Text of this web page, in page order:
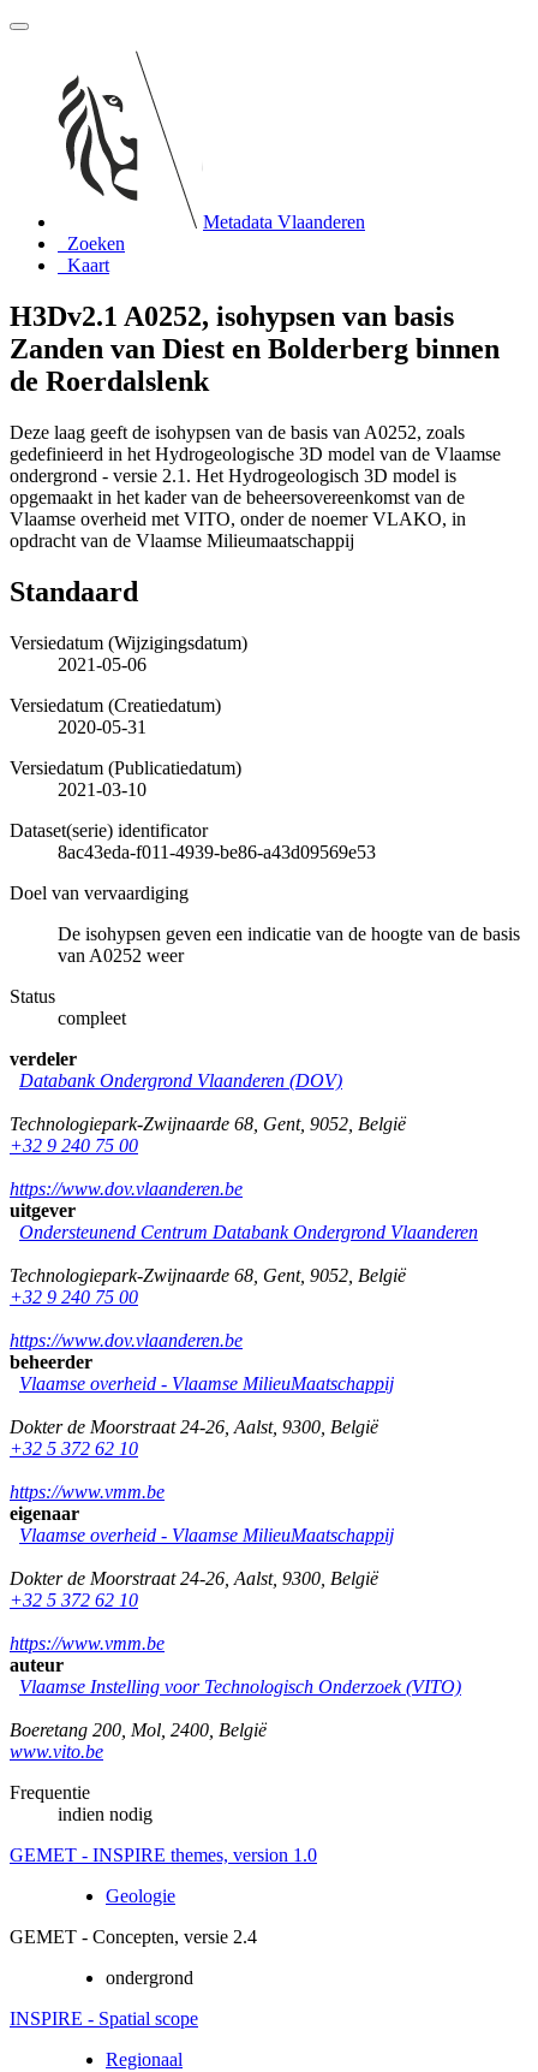
Metadata Vlaanderen
Zoeken
Kaart
H3Dv2.1 A0252, isohypsen van basis
Zanden van Diest en Bolderberg binnen
de Roerdalslenk
Deze laag geeft de isohypsen van de basis van A0252, zoals
gedefinieerd in het Hydrogeologische 3D model van de Vlaamse
ondergrond - versie 2.1. Het Hydrogeologisch 3D model is
opgemaakt in het kader van de beheersovereenkomst van de
Vlaamse overheid met VITO, onder de noemer VLAKO, in
opdracht van de Vlaamse Milieumaatschappij
Standaard
Versiedatum (Wijzigingsdatum)
2021-05-06
Versiedatum (Creatiedatum)
2020-05-31
Versiedatum (Publicatiedatum)
2021-03-10
Dataset(serie) identificator
8ac43eda-f011-4939-be86-a43d09569e53
Doel van vervaardiging
De isohypsen geven een indicatie van de hoogte van de basis
van A0252 weer
Status
compleet
verdeler
Databank Ondergrond Vlaanderen (DOV)
Technologiepark-Zwijnaarde 68 Gent, 9052 België
+32 9 240 75 00
https://www.dov.vlaanderen.be
uitgever
Ondersteunend Centrum Databank Ondergrond Vlaanderen
Technologiepark-Zwijnaarde 68 Gent, 9052 België
+32 9 240 75 00
https://www.dov.vlaanderen.be
beheerder
Vlaamse overheid - Vlaamse MilieuMaatschappij
Dokter de Moorstraat 24-26 Aalst, 9300 België
+32 5 372 62 10
https://www.vmm.be
eigenaar
Vlaamse overheid - Vlaamse MilieuMaatschappij
Dokter de Moorstraat 24-26 Aalst, 9300 België
+32 5 372 62 10
https://www.vmm.be
auteur
Vlaamse Instelling voor Technologisch Onderzoek (VITO)
Boeretang 200 Mol 2400 België
www.vito.be
Frequentie
indien nodig
GEMET - INSPIRE themes, version 1.0
Geologie
GEMET - Concepten, versie 2.4
ondergrond
INSPIRE - Spatial scope
Regionaal